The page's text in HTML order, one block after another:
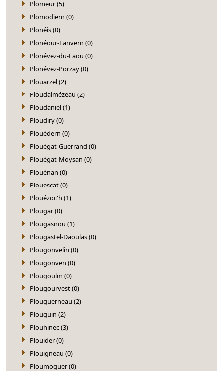
Plomeur (5)
Plomodiern (0)
Plonéis (0)
Plonéour-Lanvern (0)
Plonévez-du-Faou (0)
Plonévez-Porzay (0)
Plouarzel (2)
Ploudalmézeau (2)
Ploudaniel (1)
Ploudiry (0)
Plouédern (0)
Plouégat-Guerrand (0)
Plouégat-Moysan (0)
Plouénan (0)
Plouescat (0)
Plouézoc'h (1)
Plougar (0)
Plougasnou (1)
Plougastel-Daoulas (0)
Plougonvelin (0)
Plougonven (0)
Plougoulm (0)
Plougourvest (0)
Plouguerneau (2)
Plouguin (2)
Plouhinec (3)
Plouider (0)
Plouigneau (0)
Ploumoguer (0)